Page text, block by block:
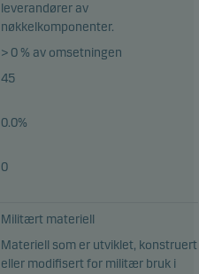
leverandører av
nøkkelkomponenter.
> 0 % av omsetningen
45
0.0%
0
Militært materiell
Materiell som er utviklet, konstruert
eller modifisert for militær bruk i